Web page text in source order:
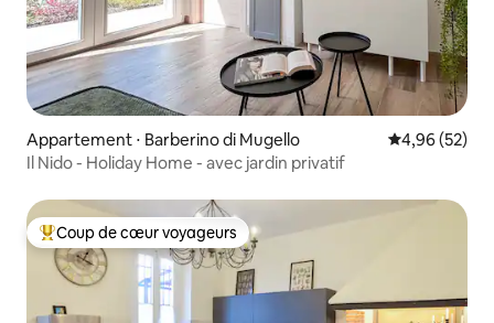
Appartement ⋅ Barberino di Mugello Évaluation
4,96 (52)
Il Nido - Holiday Home - avec jardin privatif
Coups de cœur voyageurs les plus appréciés
Coup de cœur voyageurs